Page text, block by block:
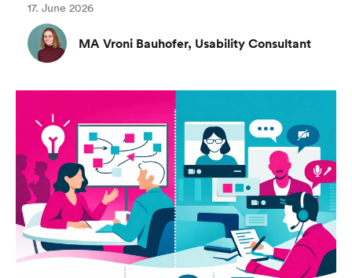
17. June 2026
MA Vroni Bauhofer, Usability Consultant